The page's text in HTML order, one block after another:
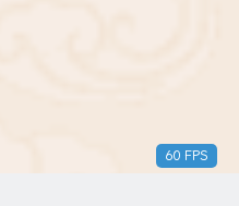
60 FPS